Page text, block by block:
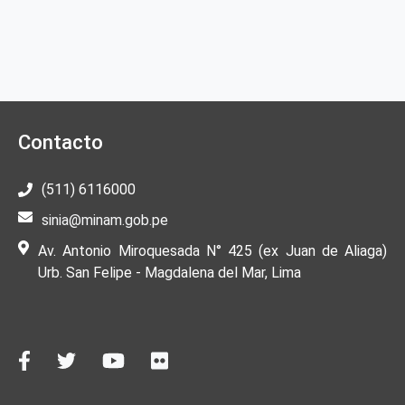
Contacto
(511) 6116000
sinia@minam.gob.pe
Av. Antonio Miroquesada N° 425 (ex Juan de Aliaga)
Urb. San Felipe - Magdalena del Mar, Lima